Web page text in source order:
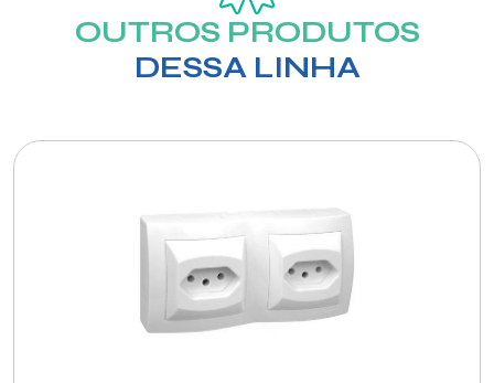
OUTROS PRODUTOS
DESSA LINHA